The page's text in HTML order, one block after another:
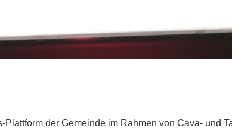
Plattform der Gemeinde im Rahmen von Cava- und